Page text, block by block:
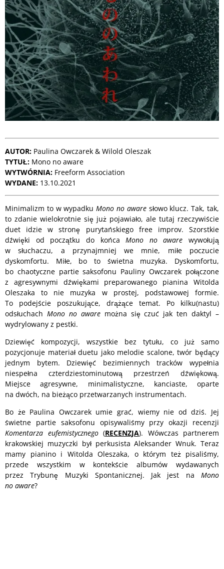
AUTOR: Paulina Owczarek & Wilold Oleszak
TYTUŁ: Mono no aware
WYTWÓRNIA: Freeform Association
WYDANE: 13.10.2021
Minimalizm to w wypadkuMono no awaresłowo klucz. Tak, tak,
to zdanie wielokrotnie się już pojawiało, ale tutaj rzeczywiście
duet idzie w stronę purytańskiego free improv. Szorstkie
dźwięki od początku do końcaMono no aware wywołują
w słuchaczu, a przynajmniej we mnie, miłe poczucie
dyskomfortu. Miłe, bo to świetna muzyka. Dyskomfortu,
bo chaotyczne partie saksofonu Pauliny Owczarek połączone
z agresywnymi dźwiękami preparowanego pianina Witolda
Oleszaka to nie muzyka w prostej, podstawowej formie.
To podejście poszukujące, drążące temat. Po kilku(nastu)
odsłuchach Mono no awaremożna się czuć jak ten daktyl –
wydrylowany z pestki.
Dziewięć kompozycji, wszystkie bez tytułu, co już samo
pozycjonuje materiał duetu jako melodie scalone, twór będący
jednym bytem. Dziewięć bezimiennych tracków wypełnia
niespełna czterdziestominutową przestrzeń dźwiękową.
Miejsce agresywne, minimalistyczne, kanciaste, oparte
na dwóch, na bieżąco przetwarzanych instrumentach.
Bo że Paulina Owczarek umie grać, wiemy nie od dziś. Jej
świetne partie saksofonu opisywaliśmy przy okazji recenzji
Komentarza eufemistycznego (RECENZJA). Wówczas partnerem
krakowskiej muzyczki był perkusista Aleksander Wnuk. Teraz
mamy pianino i Witolda Oleszaka, o którym też pisaliśmy,
przede wszystkim w kontekście albumów wydawanych
przez Trybunę Muzyki Spontanicznej. Jak jest na Mono
no aware?